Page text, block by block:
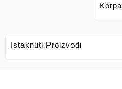
Korpa
Istaknuti Proizvodi